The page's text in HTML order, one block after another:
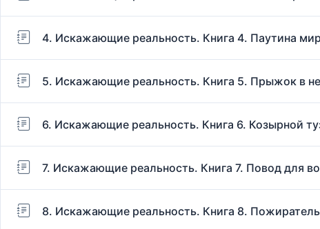
4. Искажающие реальность. Книга 4. Паутина
5. Искажающие реальность. Книга 5. Прыжок в
6. Искажающие реальность. Книга 6. Козырной
7. Искажающие реальность. Книга 7. Повод для
8. Искажающие реальность. Книга 8. Пожиратель